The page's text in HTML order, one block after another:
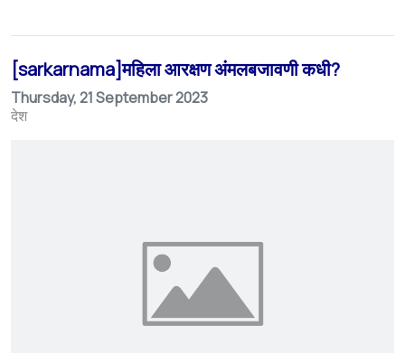
[sarkarnama]महिला आरक्षण अंमलबजावणी कधी?
Thursday, 21 September 2023
देश